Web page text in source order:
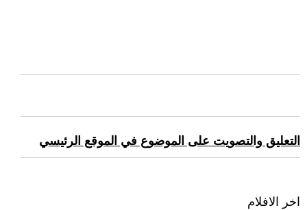
التعليق والتصويت على الموضوع في الموقع الرئيسي
اخر الافلام